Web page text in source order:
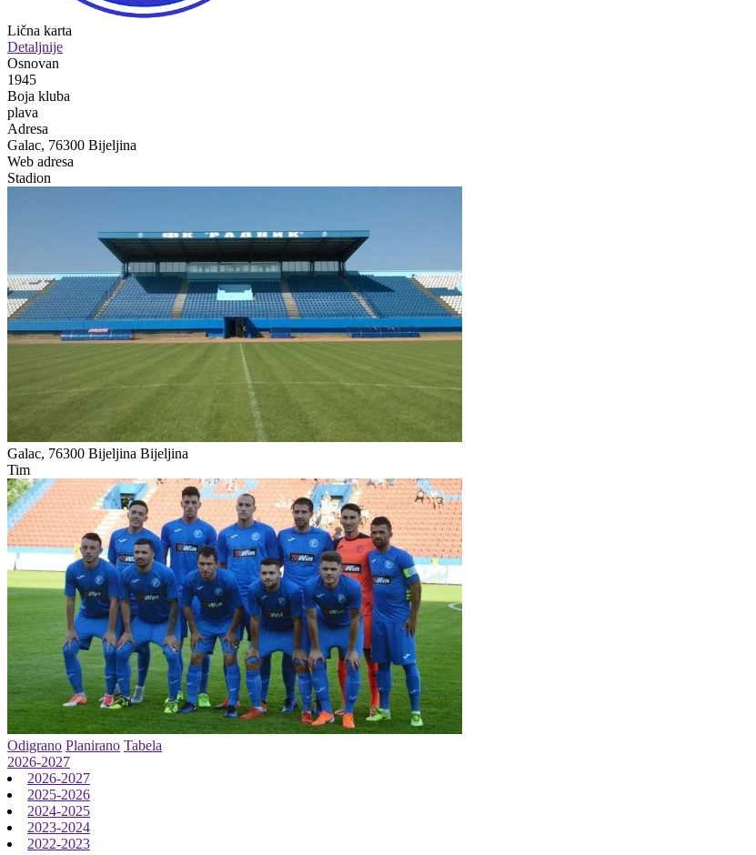
Lična karta
Detaljnije
Osnovan
1945
Boja kluba
plava
Adresa
Galac, 76300 Bijeljina
Web adresa
Stadion
Galac, 76300 Bijeljina Bijeljina
Tim
Odigrano Planirano Tabela
2026-2027
2026-2027
2025-2026
2024-2025
2023-2024
2022-2023